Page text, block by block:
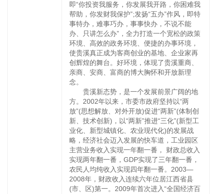
即“你投资我服务，你发展我开路，你困难我
帮助，你发财我保护”;发扬“五办”作风，即特
事特办，难事巧办，事事快办，不说不能
办、只讲怎么办”，全力打造一个宽松的政策
环境、高效的政务环境、便捷的办事环境，
使贵溪真正成为客商创业的基地、企业家再
创辉煌的舞台。好环境，体现了贵溪重商、
亲商、安商、富商的博大胸怀和开放新理
念。
贵溪新态势，是一个发展前景广阔的地
方。2002年以来，市委市政府坚持以“两
放”(思想解放、对外开放)促进“两新”(体制创
新、技术创新)，以“两新”推进“三化”(新型工
业化、新型城镇化、农业现代化)的发展战
略，经济社会迈入发展的快车道，工业园区
主营业务收入实现一年翻一番， 财政总收入
实现两年翻一番，GDP实现了三年翻一番，
农民人均纯收入实现四年翻一番。2003—
2008年，财政收入连续六年位居江西省县
(市、区)第一。2009年首次进入“全国经济百